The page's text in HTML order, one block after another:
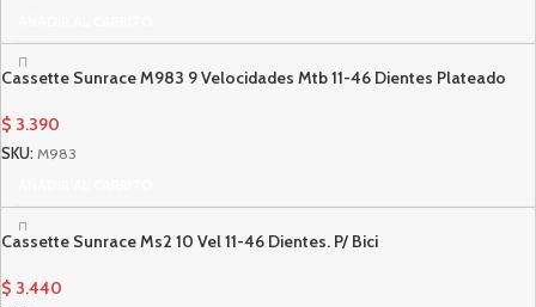
Cassette Sunrace M983 9 Velocidades Mtb 11-46 Dientes Plateado
$ 3.390
SKU: M983
Cassette Sunrace Ms2 10 Vel 11-46 Dientes. P/ Bici
$ 3.440